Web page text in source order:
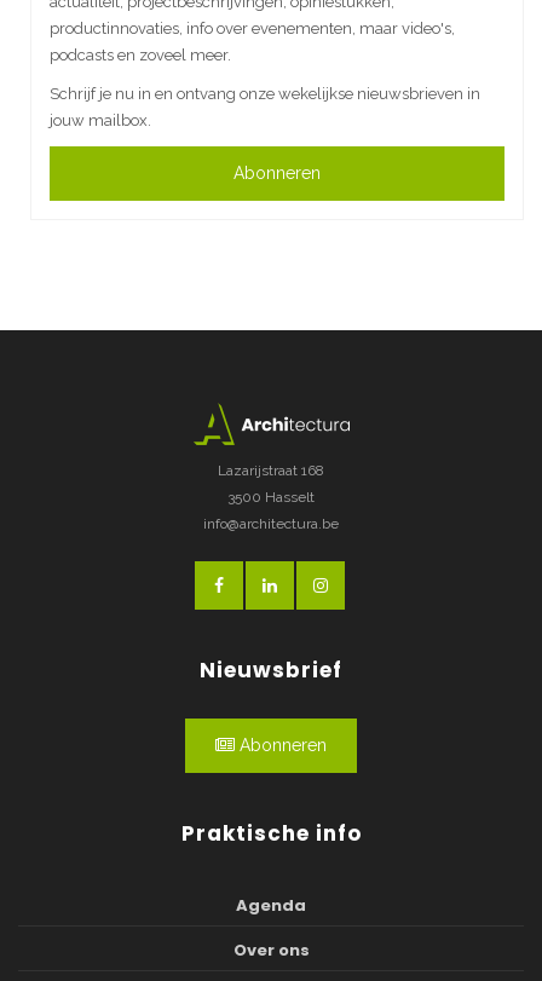
productinnovaties, info over evenementen, maar video's,
podcasts en zoveel meer.
Schrijf je nu in en ontvang onze wekelijkse nieuwsbrieven in
jouw mailbox.
Abonneren
Lazarijstraat 168
3500 Hasselt
info@architectura.be
Nieuwsbrief
Abonneren
Praktische info
Agenda
Over ons